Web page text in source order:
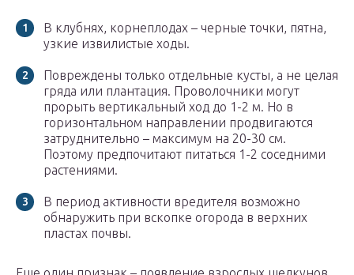
В клубнях, корнеплодах – черные точки, пятна,
узкие извилистые ходы.
Повреждены только отдельные кусты, а не целая
гряда или плантация. Проволочники могут
прорыть вертикальный ход до 1-2 м. Но в
горизонтальном направлении продвигаются
затруднительно – максимум на 20-30 см.
Поэтому предпочитают питаться 1-2 соседними
растениями.
В период активности вредителя возможно
обнаружить при вскопке огорода в верхних
пластах почвы.